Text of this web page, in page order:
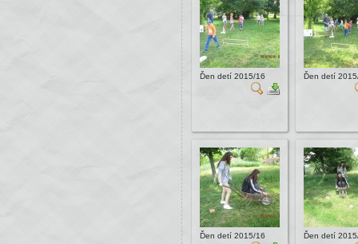
Ďen detí 2015/16 Ďen detí
Ďen detí 2015/16 Ďen detí